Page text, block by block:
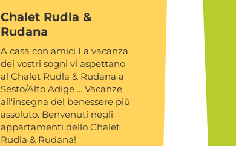
Chalet Rudla &
Rudana
A casa con amici La vacanza
dei vostri sogni vi aspettano
al Chalet Rudla & Rudana a
Sesto/Alto Adige ... Vacanze
all'insegna del benessere più
assoluto. Benvenuti negli
appartamenti dello Chalet
Rudla & Rudana!